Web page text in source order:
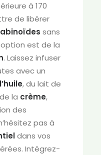
à 170
de libérer
sans
est de la
. Laissez infuser
avec un
l’huile, du lait de
la crème,
des
pas à
dans vos
Intégrez-